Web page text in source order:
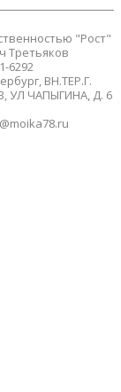
"Рост"
Третьяков
6292
ВН.ТЕР.Г.
УЛ ЧАПЫГИНА, Д. 6